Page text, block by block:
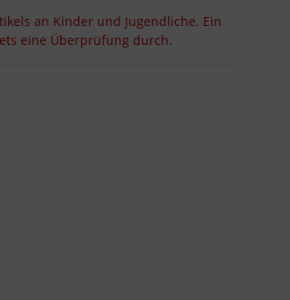
an Kinder und Jugendliche. Ein
eine Überprüfung durch.